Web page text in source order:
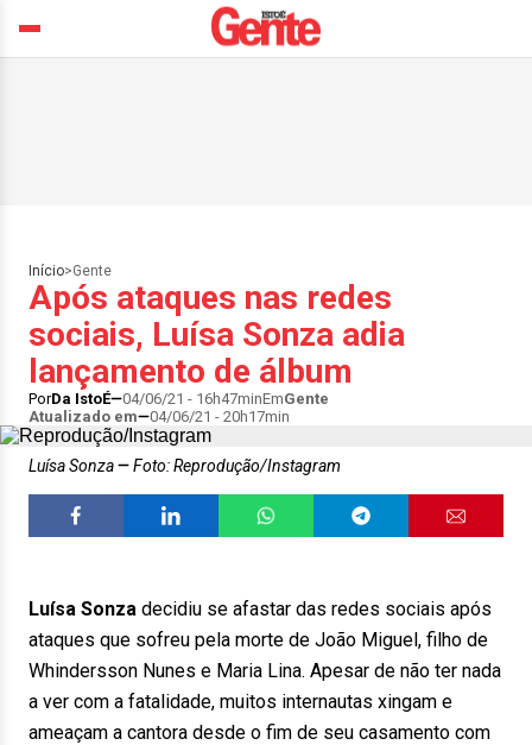
Início>Gente
Após ataques nas redes
sociais, Luísa Sonza adia
lançamento de álbum
PorDa IstoÉ 04/06/21 - 16h47minEmGente
Atualizado em
04/06/21 - 20h17min
Luísa Sonza Foto: Reprodução/Instagram
Luísa Sonza decidiu se afastar das redes sociais após
ataques que sofreu pela morte de João Miguel, filho de
Whindersson Nunes e Maria Lina. Apesar de não ter nada
a ver com a fatalidade, muitos internautas xingam e
ameaçam a cantora desde o fim de seu casamento com